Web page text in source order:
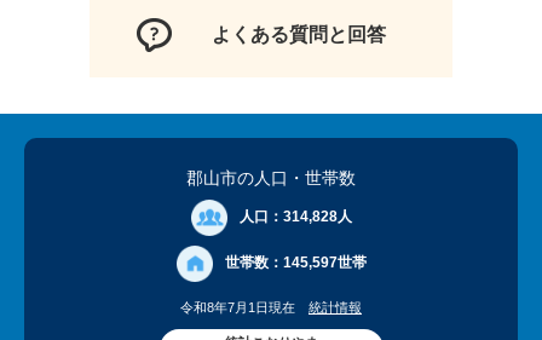
よくある質問と回答
郡山市の人口 ・世帯数
人口： 314,828人
世帯数： 145,597世帯
令和8年7月1日現在 統計情報